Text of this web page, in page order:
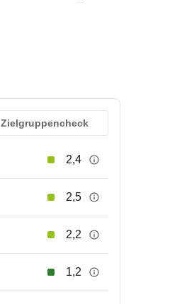
Zielgruppencheck
2,4
2,5
2,2
1,2